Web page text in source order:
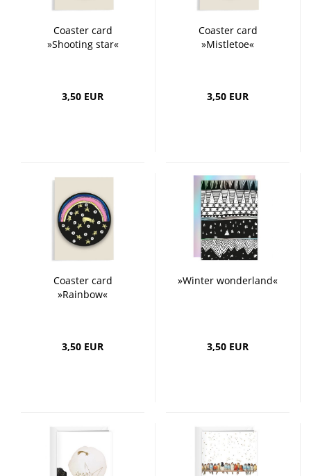
Coaster card
»Shooting star«
3,50 EUR
Coaster card
»Mistletoe«
3,50 EUR
Coaster card
»Rainbow«
3,50 EUR
»Winter wonderland«
3,50 EUR